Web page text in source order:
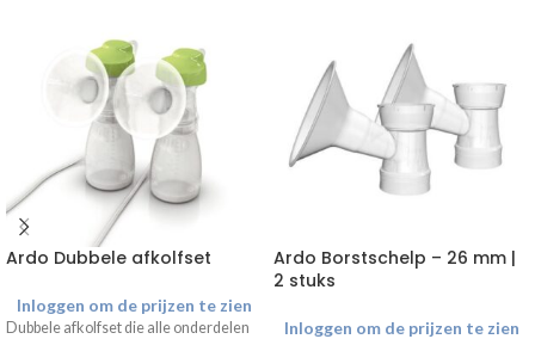
Ardo Dubbele afkolfset
Inloggen om de prijzen te zien
Dubbele afkolfset die alle onderdelen
Ardo Borstschelp – 26 mm |
2 stuks
Inloggen om de prijzen te zien